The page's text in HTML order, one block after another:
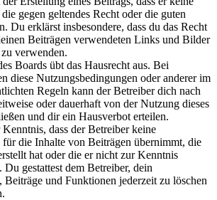
gegen geltendes Recht oder die guten
Du erklärst insbesondere, dass du das Recht
Beiträgen verwendeten Links und Bilder
verwenden.
Boards übt das Hausrecht aus. Bei
diese Nutzungsbedingungen oder anderer im
Regeln kann der Betreiber dich nach
oder dauerhaft von der Nutzung dieses
und dir ein Hausverbot erteilen.
dass der Betreiber keine
die Inhalte von Beiträgen übernimmt, die
hat oder die er nicht zur Kenntnis
Du gestattest dem Betreiber, dein
Beiträge und Funktionen jederzeit zu löschen